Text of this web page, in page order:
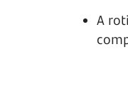
A